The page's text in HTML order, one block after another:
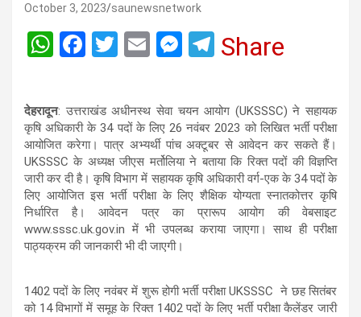
October 3, 2023 saunewsnetwork
W
s
A
p
p
F
b
o
o
k
T
er
E
ail
M
n
g
er
T
e
gr
a
m
Share
देहरादून: उत्तराखंड अधीनस्थ सेवा चयन आयोग (UKSSSC) ने सहायक
कृषि अधिकारी के 34 पदों के लिए 26 नवंबर 2023 को लिखित भर्ती परीक्षा
आयोजित करेगा। पात्र अभ्यर्थी पांच अक्टूबर से आवेदन कर सकते हैं।
UKSSSC के अध्यक्ष जीएस मर्तोलिया ने बताया कि रिक्त पदों की विज्ञप्ति
जारी कर दी है। कृषि विभाग में सहायक कृषि अधिकारी वर्ग-एक के 34 पदों के
लिए आयोजित इस भर्ती परीक्षा के लिए शैक्षिक योग्यता स्नातकोत्तर कृषि
निर्धारित है। आवेदन पत्र का प्रारूप आयोग की वेबसाइट
www.sssc.uk.gov.in में भी उपलब्ध कराया जाएगा। साथ ही परीक्षा
पाठ्यक्रम की जानकारी भी दी जाएगी।
1402 पदों के लिए नवंबर में शुरू होगी भर्ती परीक्षा UKSSSC ने छह सितंबर
को 14 विभागों में समूह के रिक्त 1402 पदों के लिए भर्ती परीक्षा कैलेंडर जारी